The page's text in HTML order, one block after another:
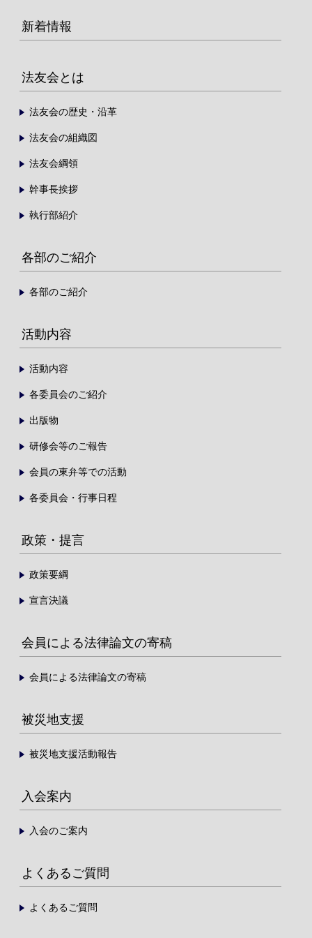
新着情報
法友会とは
法友会の歴史・沿革
法友会の組織図
法友会綱領
幹事長挨拶
執行部紹介
各部のご紹介
各部のご紹介
活動内容
活動内容
各委員会のご紹介
出版物
研修会等のご報告
会員の東弁等での活動
各委員会・行事日程
政策・提言
政策要綱
宣言決議
会員による法律論文の寄稿
会員による法律論文の寄稿
被災地支援
被災地支援活動報告
入会案内
入会のご案内
よくあるご質問
よくあるご質問